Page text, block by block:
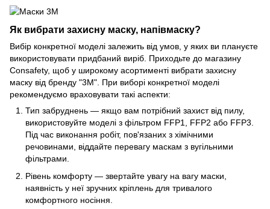
Як вибрати захисну маску, напівмаску?
Вибір конкретної моделі залежить від умов, у яких ви плануєте
використовувати придбаний виріб. Приходьте до магазину
Consafety, щоб у широкому асортименті вибрати захисну
маску від бренду "3М". При виборі конкретної моделі
рекомендуємо враховувати такі аспекти:
Тип забруднень — якщо вам потрібний захист від пилу,
використовуйте моделі з фільтром FFP1, FFP2 або FFP3.
Під час виконання робіт, пов'язаних з хімічними
речовинами, віддайте перевагу маскам з вугільними
фільтрами.
Рівень комфорту — звертайте увагу на вагу маски,
наявність у неї зручних кріплень для тривалого
комфортного носіння.